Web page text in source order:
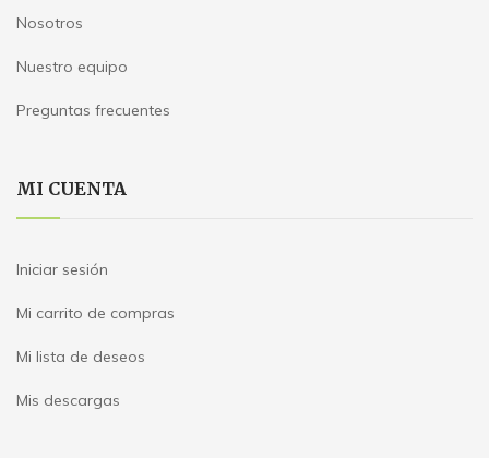
Nosotros
Nuestro equipo
Preguntas frecuentes
MI CUENTA
Iniciar sesión
Mi carrito de compras
Mi lista de deseos
Mis descargas